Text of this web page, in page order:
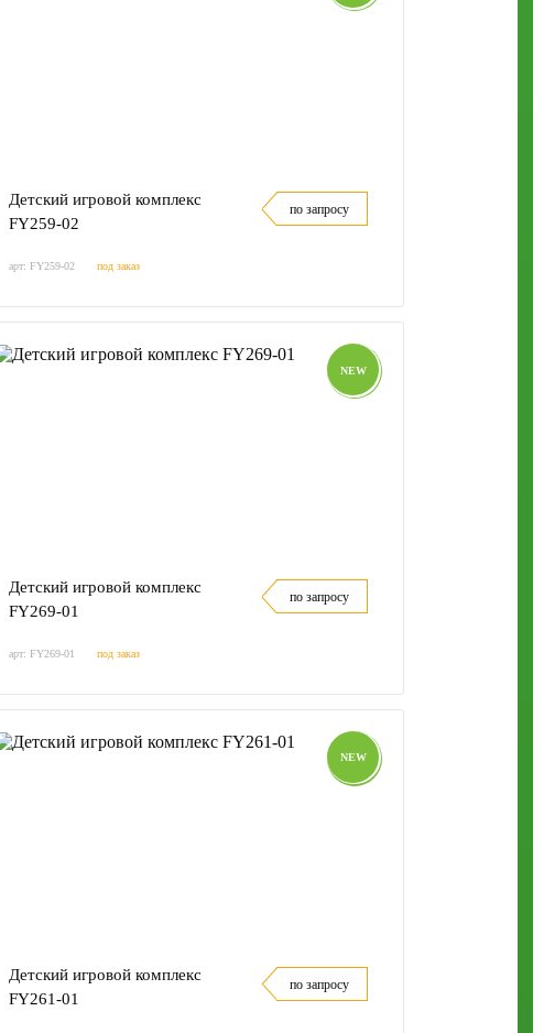
Детский игровой комплекс
FY259-02
по запросу
арт: FY259-02 под заказ
NEW
Детский игровой комплекс
FY269-01
по запросу
арт: FY269-01 под заказ
NEW
Детский игровой комплекс
FY261-01
по запросу